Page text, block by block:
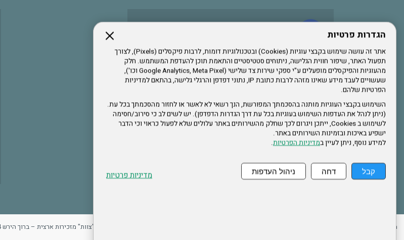
הגדרות פרטיות
אתר זה עושה שימוש בקבצי עוגיות (Cookies) ובטכנולוגיות דומות, לרבות פיקסלים (Pixels), לצורך
תפעול האתר, שיפור חווית הגלישה, ניתוחים סטטיסטיים והתאמת תוכן להעדפת המשתמש. חלק
מהעוגיות והפיקסלים מופעלים ע"י ספקי שירות צד שלישי (Google Analytics, Meta Pixel וכו'),
שעשויים לעבד מידע שאינו מזהה לרבות כתובת IP, נתוני דפדפן והרגלי גלישה, בהתאם למדיניות
הפרטיות שלהם.
השימוש בקבצי העוגיות מותנה בהסכמתך המפורשת, הנך רשאי לא לאשר או לחזור מהסכמתך בכל עת.
(ניתן לנהל את העדפות השימוש בעוגיות בכל עת דרך הגדרות הדפדפן). יש לשים לב כי סירוב/חסימה
לשימוש ב Cookies, ייתכן ויגרום לכך שחלק מהשירותים באתר עלולים שלא לפעול כראוי וכי הדבר
ישפיע באיכות ובזמינות השירותים באתר.
למידע נוסף, ניתן לעיין במדיניות הפרטיות.
קבל דחה ניהול העדפות מדיניות פרטיות
הרשמו לערוץ היוטיוב שלנו
אתר צה"ל
ההזמנות שלי ארגון "צוות" מזכירות ארצית – ברוך הירש 14 בני ברק